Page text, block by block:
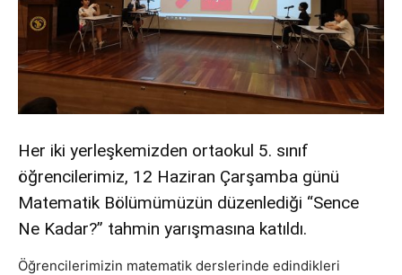
Her iki yerleşkemizden ortaokul 5. sınıf
öğrencilerimiz, 12 Haziran Çarşamba günü
Matematik Bölümümüzün düzenlediği “Sence
Ne Kadar?” tahmin yarışmasına katıldı.
Öğrencilerimizin matematik derslerinde edindikleri